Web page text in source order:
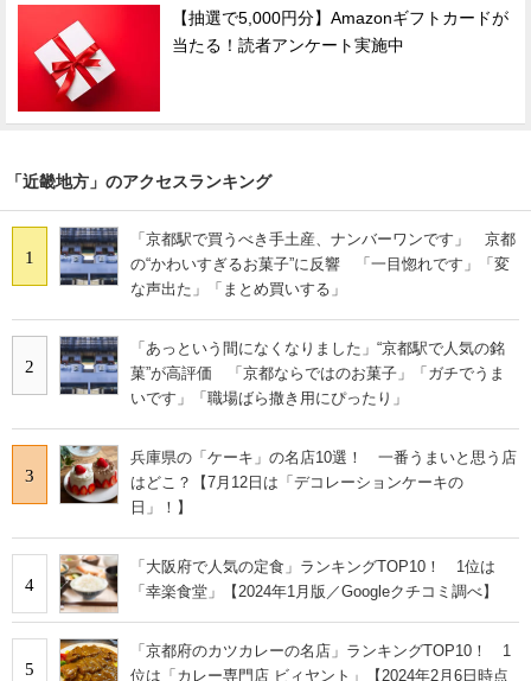
【抽選で5,000円分】Amazonギフトカードが
当たる！読者アンケート実施中
「近畿地方」のアクセスランキング
1
「京都駅で買うべき手土産、ナンバーワンです」 京都
の“かわいすぎるお菓子”に反響 「一目惚れです」「変
な声出た」「まとめ買いする」
2
「あっという間になくなりました」“京都駅で人気の銘
菓”が高評価 「京都ならではのお菓子」「ガチでうま
いです」「職場ばら撒き用にぴったり」
3
兵庫県の「ケーキ」の名店10選！ 一番うまいと思う店
はどこ？【7月12日は「デコレーションケーキの
日」！】
4
「大阪府で人気の定食」ランキングTOP10！ 1位は
「幸楽食堂」【2024年1月版／Googleクチコミ調べ】
5
「京都府のカツカレーの名店」ランキングTOP10！ 1
位は「カレー専門店 ビィヤント」【2024年2月6日時点